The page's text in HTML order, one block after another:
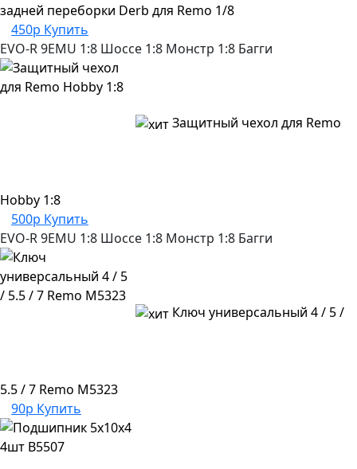
задней переборки Derb для Remo 1/8
450р Купить
EVO-R9EMU 1:8 Шоссе 1:8 Монстр 1:8 Багги
Защитный чехол для Remo
Hobby 1:8
500р Купить
EVO-R9EMU 1:8 Шоссе 1:8 Монстр 1:8 Багги
Ключ универсальный 4 / 5 /
5.5 / 7 Remo M5323
90р Купить